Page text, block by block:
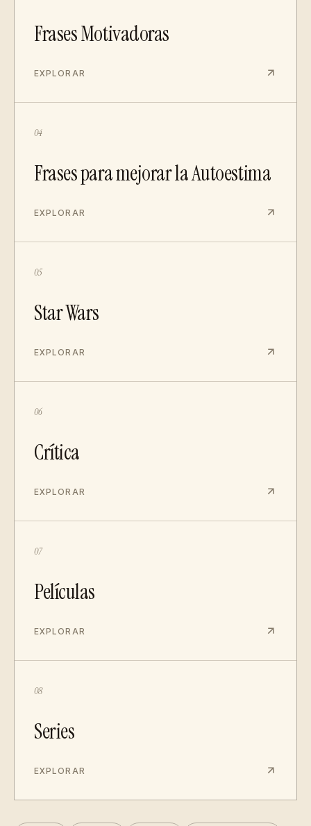
Frases Motivadoras
EXPLORAR
04
Frases para mejorar la Autoestima
EXPLORAR
05
Star Wars
EXPLORAR
06
Crítica
EXPLORAR
07
Películas
EXPLORAR
08
Series
EXPLORAR